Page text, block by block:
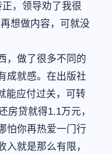
，领导劝了我很
想做内容，可就没
，做了很多不同的
成就感。在出版社
能应付过关，可转
房贷就得1.1万元，
怕你再热爱一门行
入就是那么有限，